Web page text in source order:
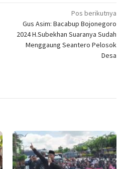
Pos berikutnya
Gus Asim: Bacabup Bojonegoro
2024 H.Subekhan Suaranya Sudah
Menggaung Seantero Pelosok
Desa